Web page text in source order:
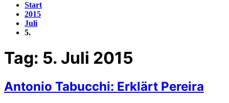
Start
2015
Juli
5.
Tag: 5. Juli 2015
Antonio Tabucchi: Erklärt Pereira